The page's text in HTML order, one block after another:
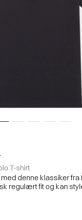
T-shirt
denne klassiker fra
regulært fit og kan